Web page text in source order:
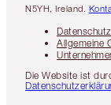
N5YH, Ireland.
Allgemeine
Die Website ist